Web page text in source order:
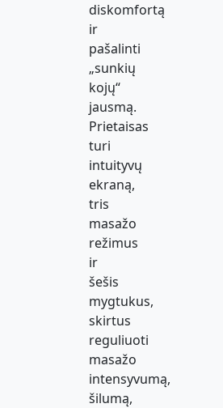
diskomfortą
ir
pašalinti
„sunkių
kojų“
jausmą.
Prietaisas
turi
intuityvų
ekraną,
tris
masažo
režimus
ir
šešis
mygtukus,
skirtus
reguliuoti
masažo
intensyvumą,
šilumą,